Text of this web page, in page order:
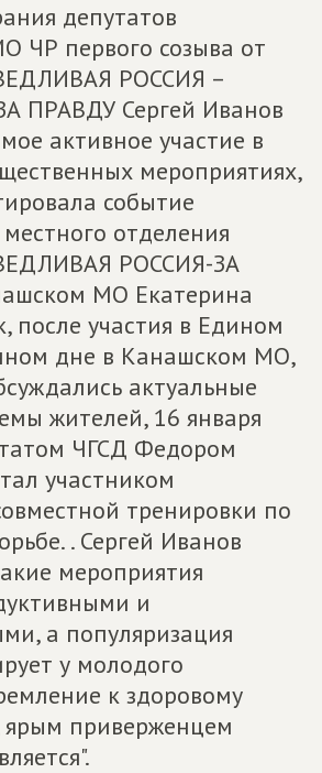
депутатов
ЧР первого созыва от
РОССИЯ –
ПРАВДУ Сергей Иванов
активное участие в
мероприятиях,
событие
отделения
РОССИЯ-ЗА
МО Екатерина
после участия в Едином
дне в Канашском МО,
актуальные
жителей, 16 января
ЧГСД Федором
участником
тренировки по
. Сергей Иванов
мероприятия
и
а популяризация
у молодого
к здоровому
ярым приверженцем